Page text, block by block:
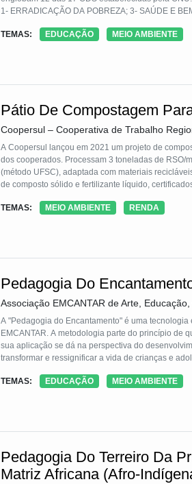
1- ERRADICAÇÃO DA POBREZA; 3- SAÚDE E
8-TRABALHO DECENTE E CRESCIMENTO
TEMAS: EDUCAÇÃO MEIO AMBIENTE
Pátio De Compostagem
Coopersul – Cooperativa de Trabalho
A Coopersul lançou em 2021 um projeto de
dos cooperados. Processam 3 toneladas de RSO/
(método UFSC), adaptada com materiais
de composto sólido e fertilizante líquido,
O projeto gera renda e promove a educação
TEMAS: MEIO AMBIENTE RENDA
Pedagogia Do
Associação EMCANTAR de Arte,
A "Pedagogia do Encantamento" é uma
EMCANTAR. A metodologia parte do princípio de
sua aplicação se dá na perspectiva do
transformar e ressignificar a vida de crianças e
metodologia pode ser aplicada em diferentes
TEMAS: EDUCAÇÃO MEIO AMBIENTE
Pedagogia Do Terreiro Da
Matriz Africana (Afro-